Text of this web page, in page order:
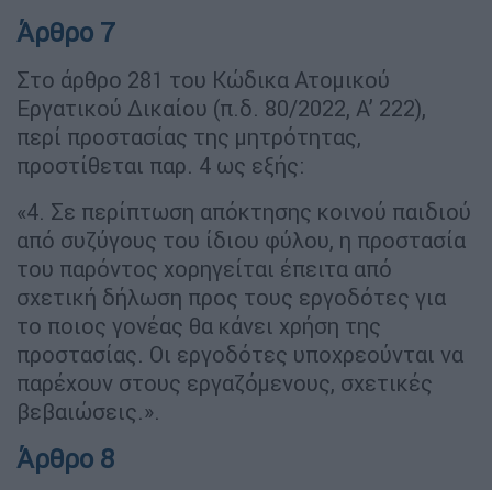
Άρθρο 7
Στο άρθρο 281 του Κώδικα Ατομικού
Εργατικού Δικαίου (π.δ. 80/2022, Α’ 222),
περί προστασίας της μητρότητας,
προστίθεται παρ. 4 ως εξής:
«4. Σε περίπτωση απόκτησης κοινού παιδιού
από συζύγους του ίδιου φύλου, η προστασία
του παρόντος χορηγείται έπειτα από
σχετική δήλωση προς τους εργοδότες για
το ποιος γονέας θα κάνει χρήση της
προστασίας. Οι εργοδότες υποχρεούνται να
παρέχουν στους εργαζόμενους, σχετικές
βεβαιώσεις.».
Άρθρο 8